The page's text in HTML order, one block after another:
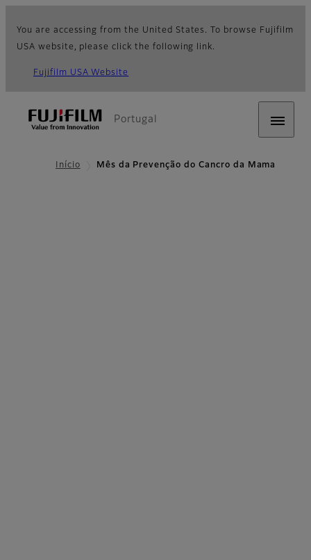
You are accessing from the United States. To browse Fujifilm
USA website, please click the following link.
Fujifilm USA Website
Portugal
Início Mês da Prevenção do Cancro da Mama